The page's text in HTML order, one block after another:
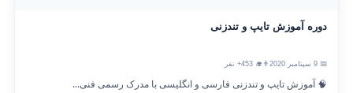
دوره آموزش تایپ و تندزنی
👨‍🎓 453+ نفر
🧠 آموزش تایپ و تندزنی فارسی و انگلیسی با مدرک رسمی فنی...